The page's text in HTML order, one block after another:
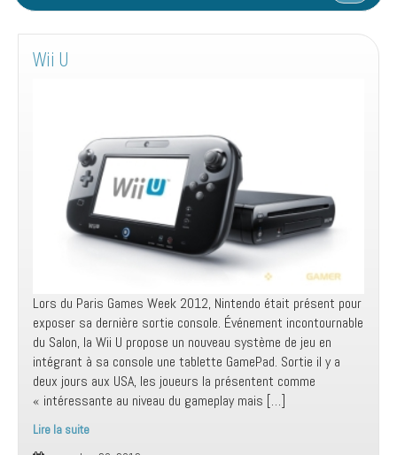
Wii U
Lors du Paris Games Week 2012, Nintendo était présent pour
exposer sa dernière sortie console. Événement incontournable
du Salon, la Wii U propose un nouveau système de jeu en
intégrant à sa console une tablette GamePad. Sortie il y a
deux jours aux USA, les joueurs la présentent comme
« intéressante au niveau du gameplay mais […]
Lire la suite
Wii